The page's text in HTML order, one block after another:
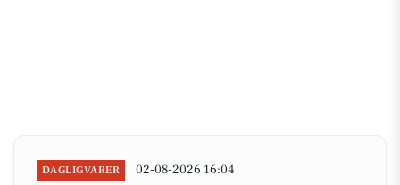
DAGLIGVARER 02-08-2026 16:04